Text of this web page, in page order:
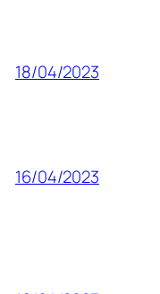
18/04/2023
16/04/2023